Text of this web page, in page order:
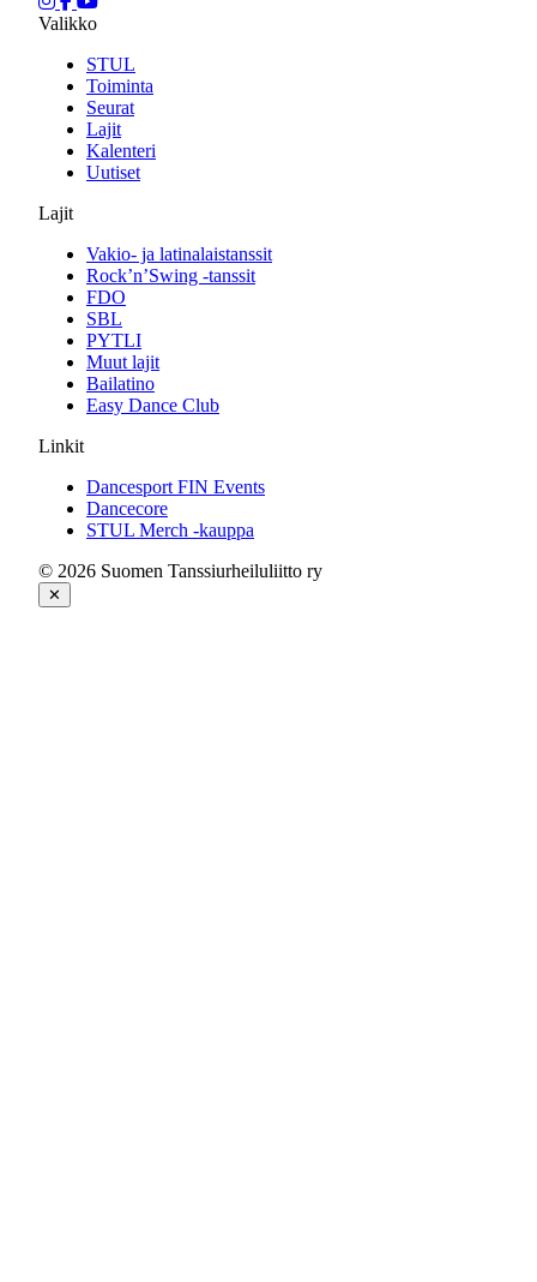
Valikko
STUL
Toiminta
Seurat
Lajit
Kalenteri
Uutiset
Lajit
Vakio- ja latinalaistanssit
Rock’n’Swing -tanssit
FDO
SBL
PYTLI
Muut lajit
Bailatino
Easy Dance Club
Linkit
Dancesport FIN Events
Dancecore
STUL Merch -kauppa
© 2026 Suomen Tanssiurheiluliitto ry
✕